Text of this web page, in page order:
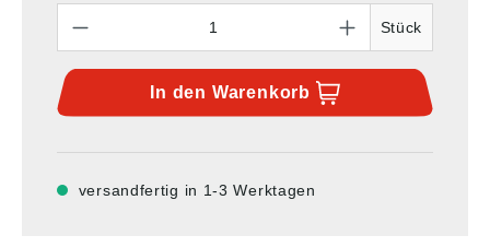
Stück
In den Warenkorb
versandfertig in 1-3 Werktagen